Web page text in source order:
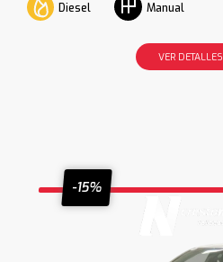
Diesel Manual
VER DETALLES
-15%